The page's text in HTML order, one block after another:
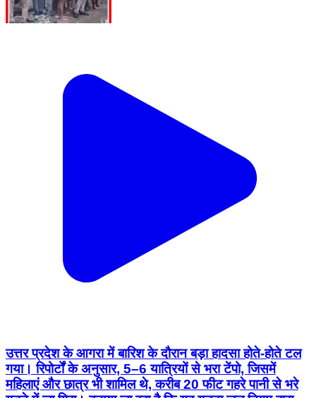
उत्तर प्रदेश के आगरा में बारिश के दौरान बड़ा हादसा होते-होते टल
गया। रिपोर्टों के अनुसार, 5–6 यात्रियों से भरा टेंपो, जिसमें
महिलाएं और छात्र भी शामिल थे, करीब 20 फीट गहरे पानी से भरे